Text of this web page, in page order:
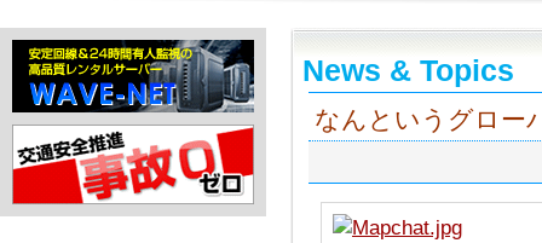
News & Topics
なんというグロー